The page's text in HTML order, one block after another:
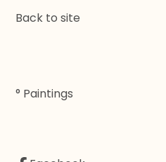
Back to site
° Paintings